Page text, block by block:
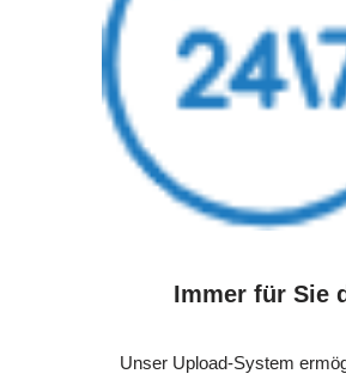
Immer für Sie
Unser Upload-System